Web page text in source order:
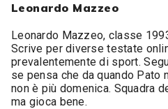
Leonardo Mazzeo
Leonardo Mazzeo, classe
Scrive per diverse testate
prevalentemente di sport.
se pensa che da quando Pato
non è più domenica. Squadra
ma gioca bene.